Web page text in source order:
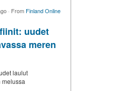
· From Finland Online
uudet
meren
laulut
melussa